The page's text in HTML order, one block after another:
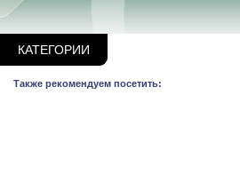
КАТЕГОРИИ
Также рекомендуем посетить: